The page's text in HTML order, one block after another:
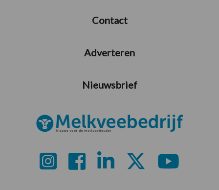
Contact
Adverteren
Nieuwsbrief